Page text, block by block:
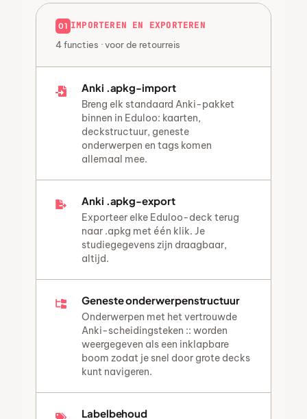
01 IMPORTEREN EN EXPORTEREN
4 functies · voor de retourreis
Anki .apkg-import
Breng elk standaard Anki-pakket
binnen in Eduloo: kaarten,
deckstructuur, geneste
onderwerpen en tags komen
allemaal mee.
Anki .apkg-export
Exporteer elke Eduloo-deck terug
naar .apkg met één klik. Je
studiegegevens zijn draagbaar,
altijd.
Geneste onderwerpenstructuur
Onderwerpen met het vertrouwde
Anki-scheidingsteken :: worden
weergegeven als een inklapbare
boom zodat je snel door grote decks
kunt navigeren.
Labelbehoud